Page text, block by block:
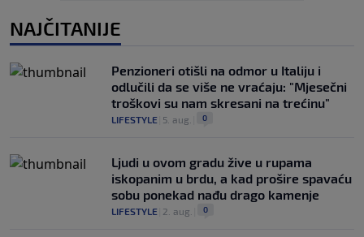
NAJČITANIJE
Penzioneri otišli na odmor u Italiju i
odlučili da se više ne vraćaju: "Mjesečni
troškovi su nam skresani na trećinu"
LIFESTYLE 5. aug. 0
Ljudi u ovom gradu žive u rupama
iskopanim u brdu, a kad prošire spavaću
sobu ponekad nađu drago kamenje
LIFESTYLE 2. aug. 0